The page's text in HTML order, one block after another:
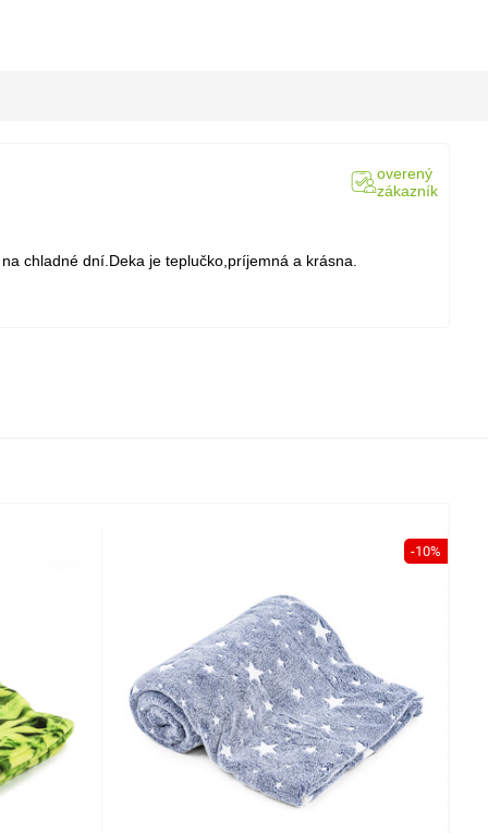
overený
zákazník
chladné dní.Deka je teplučko,príjemná a krásna.
-10%